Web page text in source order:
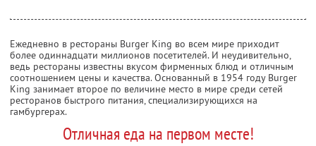
Ежедневно в рестораны Burger King во всем мире приходит
более одиннадцати миллионов посетителей. И неудивительно,
ведь рестораны известны вкусом фирменных блюд и отличным
соотношением цены и качества. Основанный в 1954 году Burger
King занимает второе по величине место в мире среди сетей
ресторанов быстрого питания, специализирующихся на
гамбургерах.
Отличная еда на первом месте!